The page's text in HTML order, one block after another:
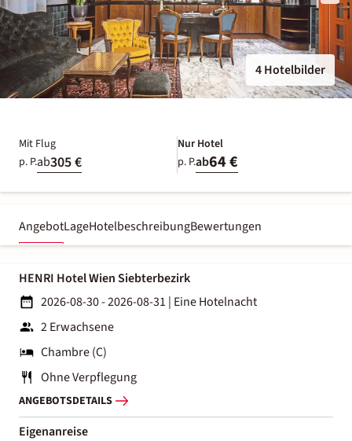
4 Hotelbilder
Mit Flug
p. P.ab305 €
Nur Hotel
p. P.ab64 €
AngebotLageHotelbeschreibungBewertungen
HENRI Hotel Wien Siebterbezirk
2026-08-30 - 2026-08-31 | Eine Hotelnacht
2 Erwachsene
Chambre (C)
Ohne Verpflegung
ANGEBOTSDETAILS
Eigenanreise